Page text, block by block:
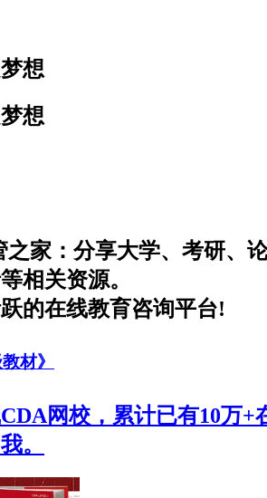
想
想
之家：分享大学、考研、
相关资源。
的在线教育咨询平台!
材》
网校，累计已有10万
。